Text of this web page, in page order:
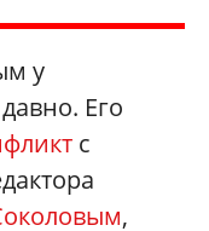
у
Его
с
,